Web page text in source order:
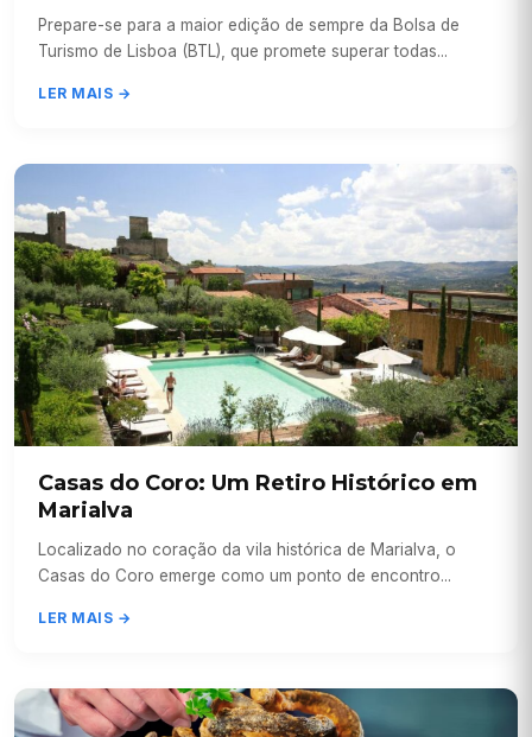
Prepare-se para a maior edição de sempre da Bolsa de
Turismo de Lisboa (BTL), que promete superar todas...
LER MAIS →
Casas do Coro: Um Retiro Histórico em
Marialva
Localizado no coração da vila histórica de Marialva, o
Casas do Coro emerge como um ponto de encontro...
LER MAIS →